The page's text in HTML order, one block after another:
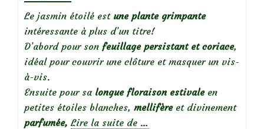
Le jasmin étoilé est une plante grimpante
intéressante à plus d’un titre!
D’abord pour son feuillage persistant et coriace,
idéal pour couvrir une clôture et masquer un vis-
à-vis.
Ensuite pour sa longue floraison estivaleen
petites étoiles blanches, mellifèreet divinement
parfumée, Lire la suite de …